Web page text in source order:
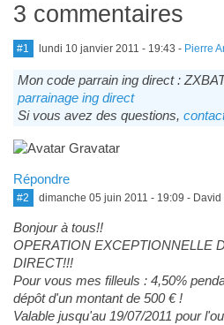
3 commentaires
#1 lundi 10 janvier 2011 - 19:43 - Pierre
Mon code parrain ing direct :
parrainage ing direct
Si vous avez des questions,
Répondre
#2 dimanche 05 juin 2011 - 19:09 - David
Bonjour à tous!!
OPERATION EXCEPTIONNELLE
DIRECT!!!
Pour vous mes filleuls : 4,50%
dépôt d'un montant de 500 € !
Valable jusqu'au 19/07/2011 pour